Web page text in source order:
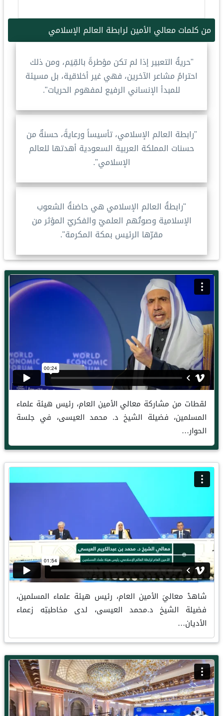
من كلمات معالي الأمين لرابطة العالم الإسلامي
"حريةُ التعبير إذا لم تكن مؤطرةً بالقِيَم، ومن ذلك
احترامُ مشاعر الآخرين، فهي غير أخلاقية، بل مسيئة
للمبدأ الإنساني الرفيع لمفهوم الحريات".
"رابطة العالم الإسلامي، تأسيساً ورعايةً، حسنةٌ من
حسنات المملكة العربية السعودية أهدتها للعالم
الإسلامي".
"رابطةُ العالم الإسلامي هي حاضنةُ الشعوب
الإسلامية وصوتُهم العلميّ والفكريّ المؤثر من
مقرّها الرئيس بمكة المكرمة".
لقطات من مشاركة معالي الأمين العام، رئيس هيئة علماء
المسلمين، فضيلة الشيخ د. محمد العيسى، في جلسة
الحوار…
شاهدْ معاليَ الأمين العام، رئيس هيئة علماء المسلمين،
فضيلة الشيخ د.محمد العيسى، لدى مخاطبتِه زعماء
الأديان…